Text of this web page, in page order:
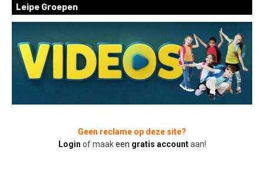
Leipe Groepen
Geen reclame op deze site?
Login of maakeen gratis accountaan!